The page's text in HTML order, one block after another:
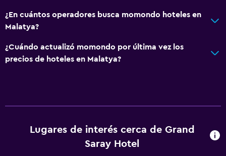
¿En cuántos operadores busca momondo hoteles en
Malatya?
¿Cuándo actualizó momondo por última vez los
precios de hoteles en Malatya?
Lugares de interés cerca de Grand
Saray Hotel